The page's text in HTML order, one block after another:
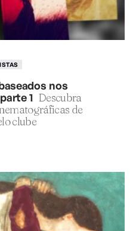
nos
1 Descubra
de
clube